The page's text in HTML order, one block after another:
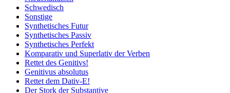
Schwedisch
Sonstige
Synthetisches Futur
Synthetisches Passiv
Synthetisches Perfekt
Komparativ und Superlativ der Verben
Rettet des Genitivs!
Genitivus absolutus
Rettet dem Dativ-E!
Der Stork der Substantive